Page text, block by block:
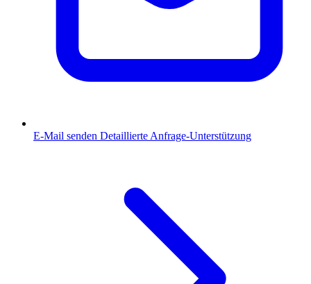
E-Mail senden Detaillierte Anfrage-Unterstützung